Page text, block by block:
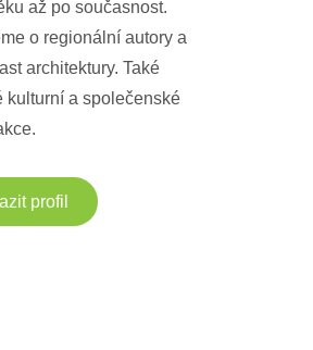
až po současnost.
o regionální autory a
architektury. Také
kulturní a společenské
profil